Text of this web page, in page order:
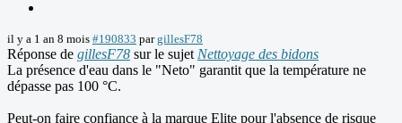
il y a 1 an 8 mois #190833 pargillesF78
Réponse de gillesF78 sur le sujet Nettoyage des bidons
La présence d'eau dans le "Neto" garantit que la température ne
dépasse pas 100 °C.
Peut-on faire confiance à la marque Elite pour l'absence de risque